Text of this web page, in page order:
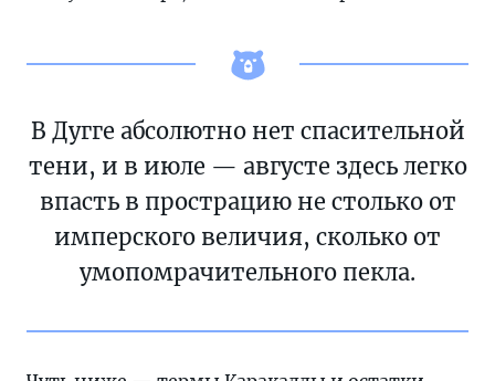
В Дугге абсолютно нет спасительной
тени, и в июле — августе здесь легко
впасть в прострацию не столько от
имперского величия, сколько от
умопомрачительного пекла.